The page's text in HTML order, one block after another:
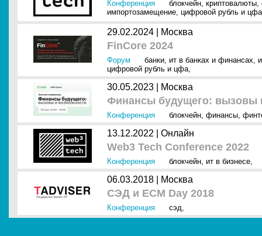
Конференция блокчейн, криптовалюты,
импортозамещение, цифровой рубль и цфа
29.02.2024 | Москва
FinCore 2024
Форум банки, ит в банках и финансах,
цифровой рубль и цфа,
30.05.2023 | Москва
Финансы будущего: вызовы
Конференция блокчейн, финансы,
13.12.2022 | Онлайн
Web3 Tech Conference 2022
Конференция блокчейн, ит в бизнесе,
06.03.2018 | Москва
СЭД и ECM Day 2018
Конференция сэд,